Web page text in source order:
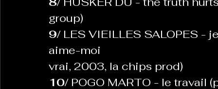
group)
9/ LES VIEILLES SALOPES -
aime-moi
vrai, 2003, la chips prod)
10/ POGO MARTO - le travail